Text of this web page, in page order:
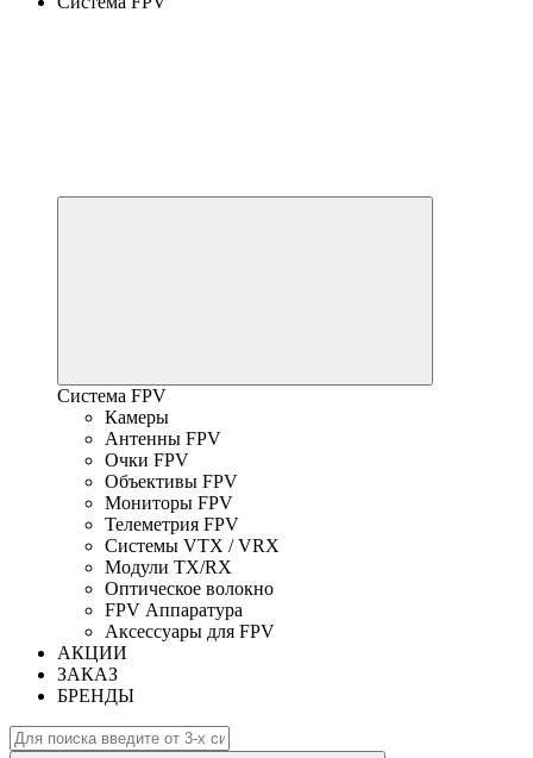
Система FPV
Камеры
Антенны FPV
Очки FPV
Объективы FPV
Мониторы FPV
Телеметрия FPV
Системы VTX / VRX
Модули TX/RX
Оптическое волокно
FPV Аппаратура
Аксессуары для FPV
АКЦИИ
ЗАКАЗ
БРЕНДЫ